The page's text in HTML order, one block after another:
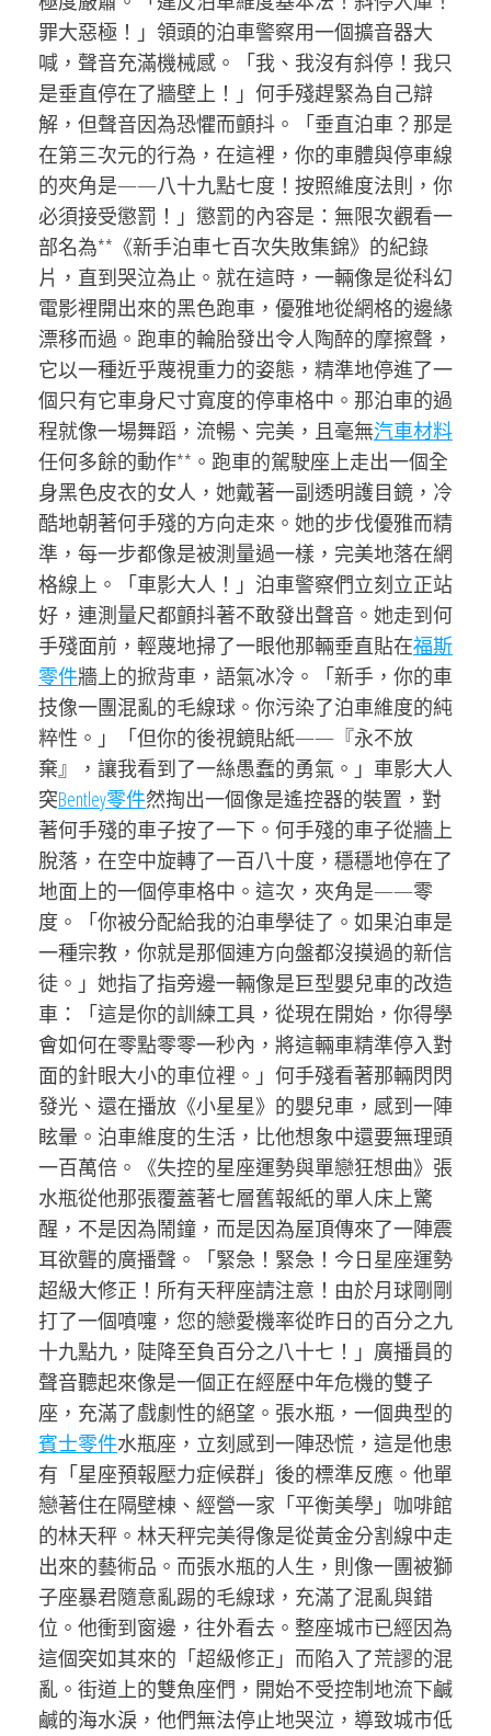
罪大惡極！」領頭的泊車警察用一個擴音器大
喊，聲音充滿機械感。「我、我沒有斜停！我只
是垂直停在了牆壁上！」何手殘趕緊為自己辯
解，但聲音因為恐懼而顫抖。「垂直泊車？那是
在第三次元的行為，在這裡，你的車體與停車線
的夾角是——八十九點七度！按照維度法則，你
必須接受懲罰！」懲罰的內容是：無限次觀看一
部名為**《新手泊車七百次失敗集錦》的紀錄
片，直到哭泣為止。就在這時，一輛像是從科幻
電影裡開出來的黑色跑車，優雅地從網格的邊緣
漂移而過。跑車的輪胎發出令人陶醉的摩擦聲，
它以一種近乎蔑視重力的姿態，精準地停進了一
個只有它車身尺寸寬度的停車格中。那泊車的過
程就像一場舞蹈，流暢、完美，且毫無汽車材料
任何多餘的動作**。跑車的駕駛座上走出一個全
身黑色皮衣的女人，她戴著一副透明護目鏡，冷
酷地朝著何手殘的方向走來。她的步伐優雅而精
準，每一步都像是被測量過一樣，完美地落在網
格線上。「車影大人！」泊車警察們立刻立正站
好，連測量尺都顫抖著不敢發出聲音。她走到何
手殘面前，輕蔑地掃了一眼他那輛垂直貼在福斯
零件牆上的掀背車，語氣冰冷。「新手，你的車
技像一團混亂的毛線球。你污染了泊車維度的純
粹性。」「但你的後視鏡貼紙——『永不放
棄』，讓我看到了一絲愚蠢的勇氣。」車影大人
突Bentley零件然掏出一個像是遙控器的裝置，對
著何手殘的車子按了一下。何手殘的車子從牆上
脫落，在空中旋轉了一百八十度，穩穩地停在了
地面上的一個停車格中。這次，夾角是——零
度。「你被分配給我的泊車學徒了。如果泊車是
一種宗教，你就是那個連方向盤都沒摸過的新信
徒。」她指了指旁邊一輛像是巨型嬰兒車的改造
車：「這是你的訓練工具，從現在開始，你得學
會如何在零點零零一秒內，將這輛車精準停入對
面的針眼大小的車位裡。」何手殘看著那輛閃閃
發光、還在播放《小星星》的嬰兒車，感到一陣
眩暈。泊車維度的生活，比他想象中還要無理頭
一百萬倍。《失控的星座運勢與單戀狂想曲》張
水瓶從他那張覆蓋著七層舊報紙的單人床上驚
醒，不是因為鬧鐘，而是因為屋頂傳來了一陣震
耳欲聾的廣播聲。「緊急！緊急！今日星座運勢
超級大修正！所有天秤座請注意！由於月球剛剛
打了一個噴嚏，您的戀愛機率從昨日的百分之九
十九點九，陡降至負百分之八十七！」廣播員的
聲音聽起來像是一個正在經歷中年危機的雙子
座，充滿了戲劇性的絕望。張水瓶，一個典型的
賓士零件水瓶座，立刻感到一陣恐慌，這是他患
有「星座預報壓力症候群」後的標準反應。他單
戀著住在隔壁棟、經營一家「平衡美學」咖啡館
的林天秤。林天秤完美得像是從黃金分割線中走
出來的藝術品。而張水瓶的人生，則像一團被獅
子座暴君隨意亂踢的毛線球，充滿了混亂與錯
位。他衝到窗邊，往外看去。整座城市已經因為
這個突如其來的「超級修正」而陷入了荒謬的混
亂。街道上的雙魚座們，開始不受控制地流下鹹
鹹的海水淚，他們無法停止地哭泣，導致城市低